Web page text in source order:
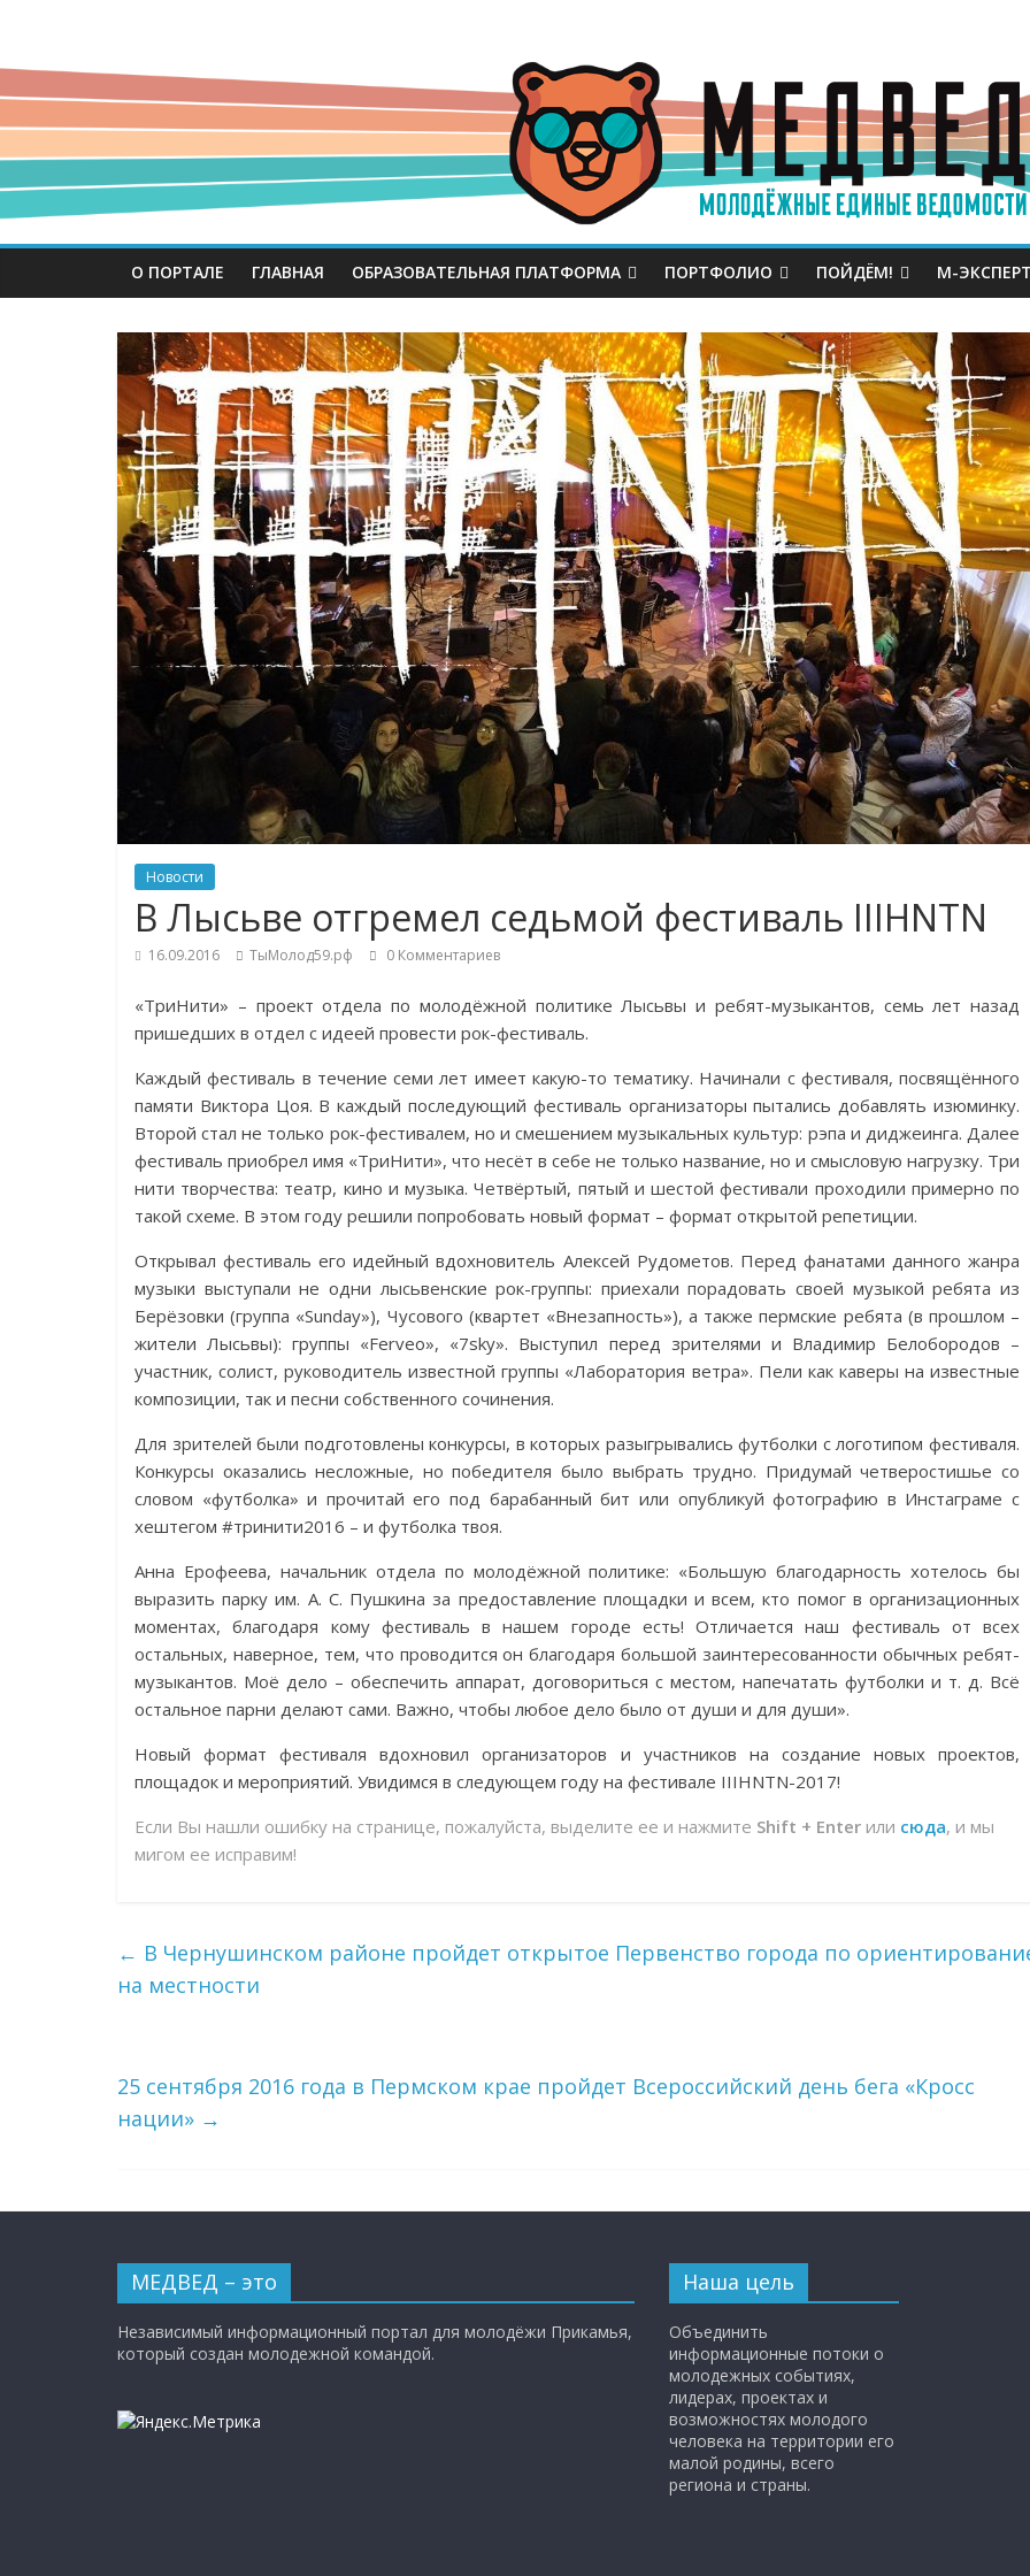
О ПОРТАЛЕ ГЛАВНАЯ ОБРАЗОВАТЕЛЬНАЯ ПЛАТФОРМА ПОРТФОЛИО ПОЙДЁМ! М-
Новости
В Лысьве отгремел седьмой фестиваль IIIHNTN
16.09.2016 ТыМолод59.рф 0 Комментариев
«ТриНити» – проект отдела по молодёжной политике Лысьвы и ребят-музыкантов, семь лет назад
пришедших в отдел с идеей провести рок-фестиваль.
Каждый фестиваль в течение семи лет имеет какую-то тематику. Начинали с фестиваля, посвящённого
памяти Виктора Цоя. В каждый последующий фестиваль организаторы пытались добавлять изюминку.
Второй стал не только рок-фестивалем, но и смешением музыкальных культур: рэпа и диджеинга. Далее
фестиваль приобрел имя «ТриНити», что несёт в себе не только название, но и смысловую нагрузку. Три
нити творчества: театр, кино и музыка. Четвёртый, пятый и шестой фестивали проходили примерно по
такой схеме. В этом году решили попробовать новый формат – формат открытой репетиции.
Открывал фестиваль его идейный вдохновитель Алексей Рудометов. Перед фанатами данного жанра
музыки выступали не одни лысьвенские рок-группы: приехали порадовать своей музыкой ребята из
Берёзовки (группа «Sunday»), Чусового (квартет «Внезапность»), а также пермские ребята (в прошлом –
жители Лысьвы): группы «Ferveo», «7sky». Выступил перед зрителями и Владимир Белобородов –
участник, солист, руководитель известной группы «Лаборатория ветра». Пели как каверы на известные
композиции, так и песни собственного сочинения.
Для зрителей были подготовлены конкурсы, в которых разыгрывались футболки с логотипом фестиваля.
Конкурсы оказались несложные, но победителя было выбрать трудно. Придумай четверостишье со
словом «футболка» и прочитай его под барабанный бит или опубликуй фотографию в Инстаграме с
хештегом #тринити2016 – и футболка твоя.
Анна Ерофеева, начальник отдела по молодёжной политике: «Большую благодарность хотелось бы
выразить парку им. А. С. Пушкина за предоставление площадки и всем, кто помог в организационных
моментах, благодаря кому фестиваль в нашем городе есть! Отличается наш фестиваль от всех
остальных, наверное, тем, что проводится он благодаря большой заинтересованности обычных ребят-
музыкантов. Моё дело – обеспечить аппарат, договориться с местом, напечатать футболки и т. д. Всё
остальное парни делают сами. Важно, чтобы любое дело было от души и для души».
Новый формат фестиваля вдохновил организаторов и участников на создание новых проектов,
площадок и мероприятий. Увидимся в следующем году на фестивале IIIHNTN-2017!
Если Вы нашли ошибку на странице, пожалуйста, выделите ее и нажмите Shift + Enter или сюда, и мы
мигом ее исправим!
← В Чернушинском районе пройдет открытое Первенство города по
на местности
25 сентября 2016 года в Пермском крае пройдет Всероссийский день бега «Кросс
нации» →
МЕДВЕД – это
Независимый информационный портал для молодёжи Прикамья,
который создан молодежной командой.
Наша цель
Объединить
информационные потоки о
молодежных событиях,
лидерах, проектах и
возможностях молодого
человека на территории его
малой родины, всего
региона и страны.